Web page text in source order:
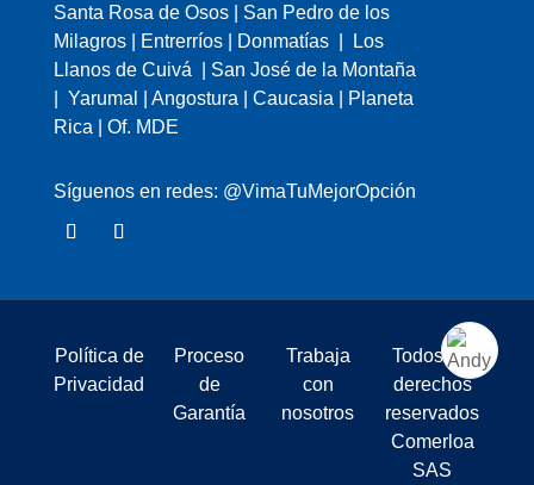
Santa Rosa de Osos | San Pedro de los
Milagros | Entrerríos | Donmatías | Los
Llanos de Cuivá | San José de la Montaña
| Yarumal | Angostura | Caucasia | Planeta
Rica | Of. MDE
Síguenos en redes: @VimaTuMejorOpción
Política de
Privacidad
Proceso
de
Garantía
Trabaja
con
nosotros
Todos los
derechos
reservados
Comerloa
SAS